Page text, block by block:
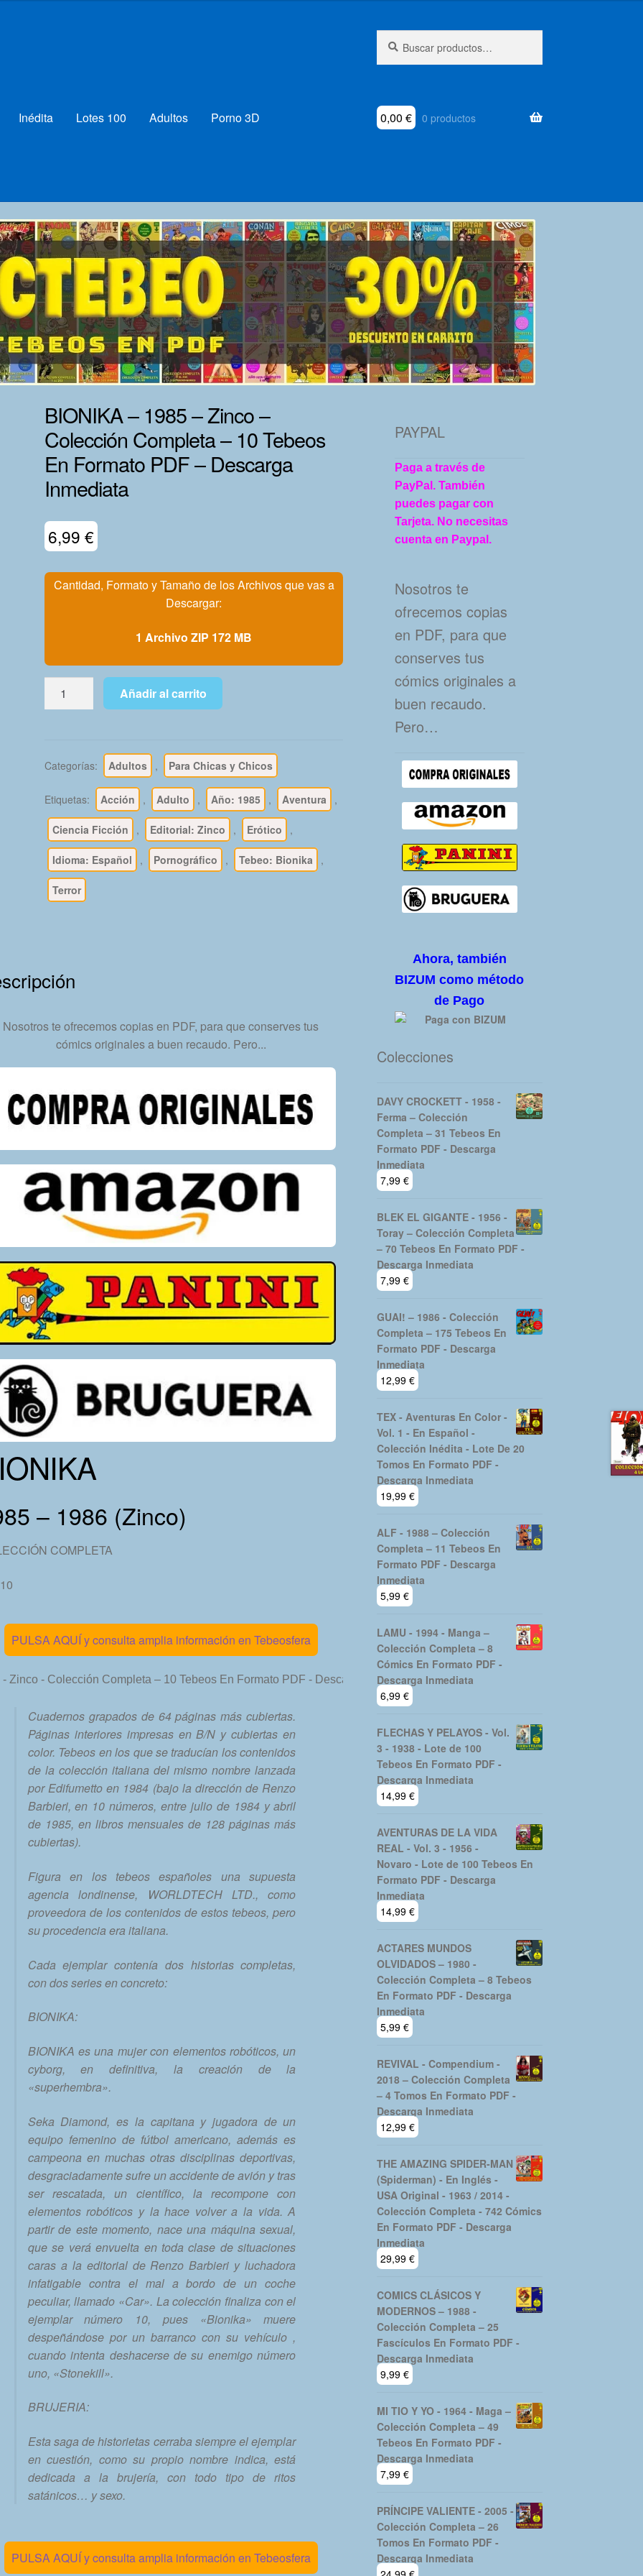
por:
Inédita Lotes 100 Adultos Porno 3D 0,00 € 0 productos
BIONIKA – 1985 – Zinco –
Colección Completa – 10 Tebeos
En Formato PDF – Descarga
Inmediata
6,99€
Cantidad, Formato y Tamaño de los Archivos que vas a
Descargar:
1 Archivo ZIP 172 MB
-
Colección
Completa
10
Tebeos
En
Formato
Inmediata
cantidad
Añadir al carrito
Categorías: Adultos , Para Chicas y Chicos
Etiquetas: Acción , Adulto , Año: 1985 , Aventura ,
Ciencia Ficción , Editorial: Zinco , Erótico ,
Idioma: Español , Pornográfico , Tebeo: Bionika ,
Terror
Nosotros te ofrecemos copias en PDF, para que conserves tus
cómics originales a buen recaudo. Pero...
– 1986 (Zinco)
COMPLETA
PULSA AQUÍ y consulta amplia información en Tebeosfera
Cuadernos grapados de 64 páginas más cubiertas.
Páginas interiores impresas en B/N y cubiertas en
color. Tebeos en los que se traducían los contenidos
de la colección italiana del mismo nombre lanzada
por Edifumetto en 1984 (bajo la dirección de Renzo
Barbieri, en 10 números, entre julio de 1984 y abril
de 1985, en libros mensuales de 128 páginas más
cubiertas).
Figura en los tebeos españoles una supuesta
agencia londinense, WORLDTECH LTD., como
proveedora de los contenidos de estos tebeos, pero
su procedencia era italiana.
Cada ejemplar contenía dos historias completas,
con dos series en concreto:
BIONIKA:
BIONIKA es una mujer con elementos robóticos, un
cyborg, en definitiva, la creación de la
«superhembra».
Seka Diamond, es la capitana y jugadora de un
equipo femenino de fútbol americano, además es
campeona en muchas otras disciplinas deportivas,
desgraciadamente sufre un accidente de avión y tras
ser rescatada, un científico, la recompone con
elementos robóticos y la hace volver a la vida. A
partir de este momento, nace una máquina sexual,
que se verá envuelta en toda clase de situaciones
caras a la editorial de Renzo Barbieri y luchadora
infatigable contra el mal a bordo de un coche
peculiar, llamado «Car». La colección finaliza con el
ejemplar número 10, pues «Bionika» muere
despeñándose por un barranco con su vehículo ,
cuando intenta deshacerse de su enemigo número
uno, «Stonekill».
BRUJERIA:
Esta saga de historietas cerraba siempre el ejemplar
en cuestión, como su propio nombre indica, está
dedicada a la brujería, con todo tipo de ritos
satánicos… y sexo.
PULSA AQUÍ y consulta amplia información en Tebeosfera
PAYPAL
Paga a través de
PayPal. También
puedes pagar con
Tarjeta. No necesitas
cuenta en Paypal.
Nosotros te
ofrecemos copias
en PDF, para que
conserves tus
cómics originales a
buen recaudo.
Pero…
Ahora, también
BIZUM como método
de Pago
Colecciones
DAVY CROCKETT - 1958 -
Ferma – Colección
Completa – 31 Tebeos En
Formato PDF - Descarga
Inmediata
7,99 €
BLEK EL GIGANTE - 1956 -
Toray – Colección Completa
– 70 Tebeos En Formato PDF -
Descarga Inmediata
7,99 €
GUAI! – 1986 - Colección
Completa – 175 Tebeos En
Formato PDF - Descarga
Inmediata
12,99 €
TEX - Aventuras En Color -
Vol. 1 - En Español -
Colección Inédita - Lote De 20
Tomos En Formato PDF -
Descarga Inmediata
19,99 €
ALF - 1988 – Colección
Completa – 11 Tebeos En
Formato PDF - Descarga
Inmediata
5,99 €
LAMU - 1994 - Manga –
Colección Completa – 8
Cómics En Formato PDF -
Descarga Inmediata
6,99 €
FLECHAS Y PELAYOS - Vol.
3 - 1938 - Lote de 100
Tebeos En Formato PDF -
Descarga Inmediata
14,99 €
AVENTURAS DE LA VIDA
REAL - Vol. 3 - 1956 -
Novaro - Lote de 100 Tebeos En
Formato PDF - Descarga
Inmediata
14,99 €
ACTARES MUNDOS
OLVIDADOS – 1980 -
Colección Completa – 8 Tebeos
En Formato PDF - Descarga
Inmediata
5,99 €
REVIVAL - Compendium -
2018 – Colección Completa
– 4 Tomos En Formato PDF -
Descarga Inmediata
12,99 €
THE AMAZING SPIDER-MAN
(Spiderman) - En Inglés -
USA Original - 1963 / 2014 -
Colección Completa - 742 Cómics
En Formato PDF - Descarga
Inmediata
29,99 €
COMICS CLÁSICOS Y
MODERNOS – 1988 -
Colección Completa – 25
Fascículos En Formato PDF -
Descarga Inmediata
9,99 €
MI TIO Y YO - 1964 - Maga –
Colección Completa – 49
Tebeos En Formato PDF -
Descarga Inmediata
7,99 €
PRÍNCIPE VALIENTE - 2005 -
Colección Completa – 26
Tomos En Formato PDF -
Descarga Inmediata